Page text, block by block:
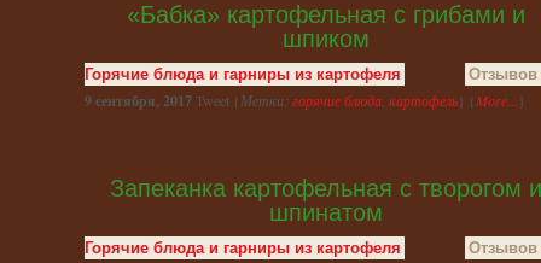
«Бабка» картофельная с грибами и
шпиком
Горячие блюда и гарниры из картофеля Отзывов
9 сентября, 2017Tweet {Метки: горячие блюда, картофель} {More...}
Запеканка картофельная с творогом и
шпинатом
Горячие блюда и гарниры из картофеля Отзывов